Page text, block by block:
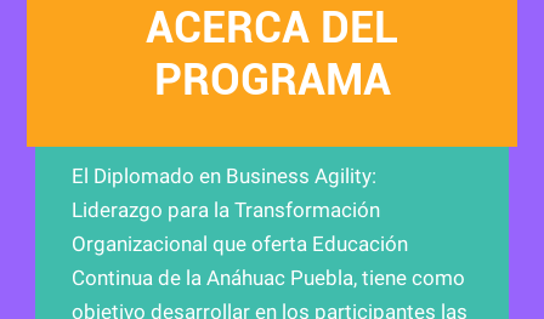
ACERCA DEL
PROGRAMA
El Diplomado en Business Agility:
Liderazgo para la Transformación
Organizacional que oferta Educación
Continua de la Anáhuac Puebla, tiene como
objetivo desarrollar en los participantes las